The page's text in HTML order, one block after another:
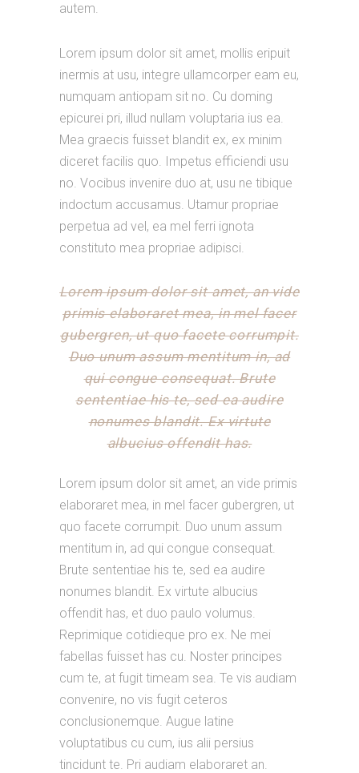
autem.
Lorem ipsum dolor sit amet, mollis eripuit
inermis at usu, integre ullamcorper eam eu,
numquam antiopam sit no. Cu doming
epicurei pri, illud nullam voluptaria ius ea.
Mea graecis fuisset blandit ex, ex minim
diceret facilis quo. Impetus efficiendi usu
no. Vocibus invenire duo at, usu ne tibique
indoctum accusamus. Utamur propriae
perpetua ad vel, ea mel ferri ignota
constituto mea propriae adipisci.
Lorem ipsum dolor sit amet, an vide
primis elaboraret mea, in mel facer
gubergren, ut quo facete corrumpit.
Duo unum assum mentitum in, ad
qui congue consequat. Brute
sententiae his te, sed ea audire
nonumes blandit. Ex virtute
albucius offendit has.
Lorem ipsum dolor sit amet, an vide primis
elaboraret mea, in mel facer gubergren, ut
quo facete corrumpit. Duo unum assum
mentitum in, ad qui congue consequat.
Brute sententiae his te, sed ea audire
nonumes blandit. Ex virtute albucius
offendit has, et duo paulo volumus.
Reprimique cotidieque pro ex. Ne mei
fabellas fuisset has cu. Noster principes
cum te, at fugit timeam sea. Te vis audiam
convenire, no vis fugit ceteros
conclusionemque. Augue latine
voluptatibus cu cum, ius alii persius
tincidunt te. Pri audiam elaboraret an.